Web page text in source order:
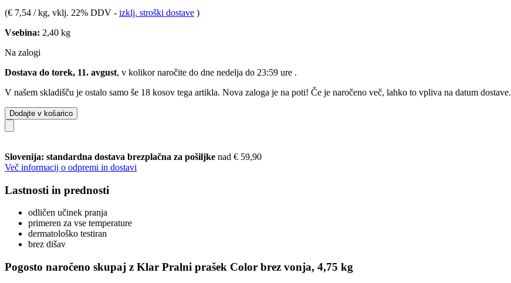
(€ 7,54 / kg, vklj. 22% DDV - izklj. stroški dostave )
Vsebina: 2,40 kg
Na zalogi
Dostava do torek, 11. avgust, v kolikor naročite do dne nedelja do 23:59 ure .
V našem skladišču je ostalo samo še 18 kosov tega artikla. Nova zaloga je na poti! Če je naročeno več, lahko to vpliva na datum dostave.
Dodajte v košarico
Slovenija: standardna dostava brezplačna za pošiljke nad € 59,90
Več informacij o odpremi in dostavi
Lastnosti in prednosti
odličen učinek pranja
primeren za vse temperature
dermatološko testiran
brez dišav
Pogosto naročeno skupaj z Klar Pralni prašek Color brez vonja, 4,75 kg